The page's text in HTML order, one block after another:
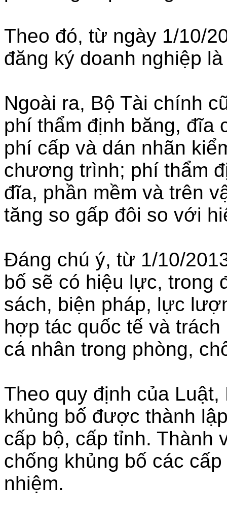
Theo đó, từ ngày 1/10/
đăng ký doanh nghiệp
Ngoài ra, Bộ Tài chính
phí thẩm định băng, đĩa
phí cấp và dán nhãn
chương trình; phí thẩm
đĩa, phần mềm và trên
tăng so gấp đôi so với
Đáng chú ý, từ 1/10/
bố sẽ có hiệu lực, trong
sách, biện pháp, lực
hợp tác quốc tế và
cá nhân trong phòng,
Theo quy định của
khủng bố được thành
cấp bộ, cấp tỉnh. Thành
chống khủng bố các
nhiệm.